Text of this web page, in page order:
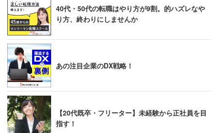
40代・50代の転職はやり方が9割。的ハズレなや
り方、終わりにしませんか
あの注目企業のDX戦略！
【20代既卒・フリーター】未経験から正社員を目
指す！